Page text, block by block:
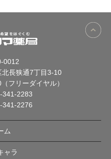
0012
長狭通7丁目3-10
フリーダイヤル）
341-2283
341-2276
ム
ャラ